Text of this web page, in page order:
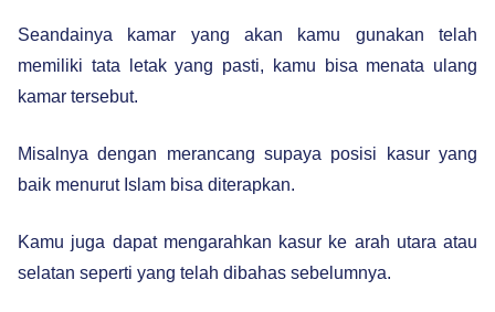
Seandainya kamar yang akan kamu gunakan telah
memiliki tata letak yang pasti, kamu bisa menata ulang
kamar tersebut.
Misalnya dengan merancang supaya posisi kasur yang
baik menurut Islam bisa diterapkan.
Kamu juga dapat mengarahkan kasur ke arah utara atau
selatan seperti yang telah dibahas sebelumnya.